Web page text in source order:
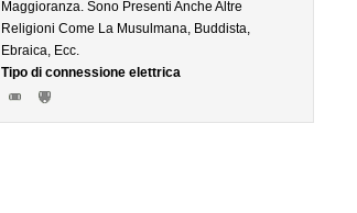
Maggioranza. Sono Presenti Anche Altre
Religioni Come La Musulmana, Buddista,
Ebraica, Ecc.
Tipo di connessione elettrica